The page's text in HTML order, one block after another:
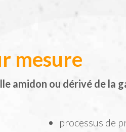
mesure
amidon ou dérivé de la
processus de